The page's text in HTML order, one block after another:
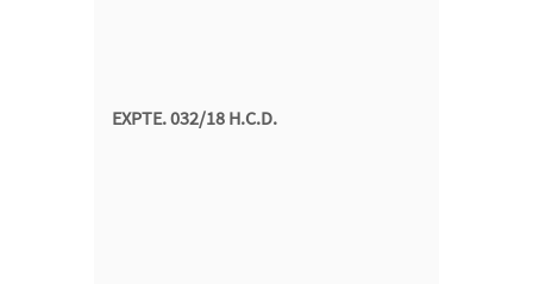
EXPTE. 032/18 H.C.D.